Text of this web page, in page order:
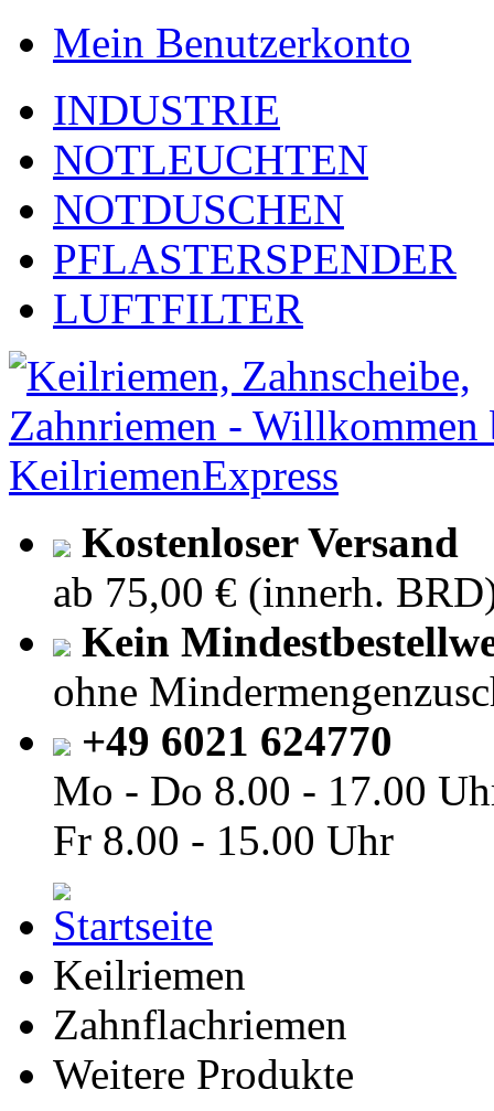
Mein Benutzerkonto
INDUSTRIE
NOTLEUCHTEN
NOTDUSCHEN
PFLASTERSPENDER
LUFTFILTER
Kostenloser Versand
ab 75,00 € (innerh.
Kein
ohne
+49 6021 624770
Mo - Do 8.00 - 17.00
Fr 8.00 - 15.00 Uhr
Keilriemen
Zahnflachriemen
Weitere Produkte